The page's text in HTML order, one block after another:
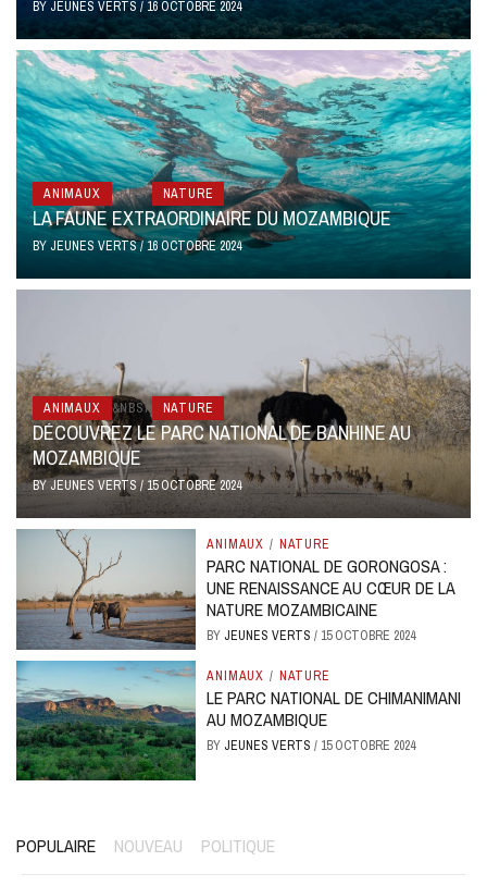
BY JEUNES VERTS / 16 OCTOBRE 2024
ANIMAUX &NBSP NATURE
LA FAUNE EXTRAORDINAIRE DU MOZAMBIQUE
BY JEUNES VERTS/16 OCTOBRE 2024
ANIMAUX &NBSP NATURE
DÉCOUVREZ LE PARC NATIONAL DE BANHINE AU
MOZAMBIQUE
BY JEUNES VERTS/15 OCTOBRE 2024
ANIMAUX / NATURE
PARC NATIONAL DE GORONGOSA :
UNE RENAISSANCE AU CŒUR DE LA
NATURE MOZAMBICAINE
BY JEUNES VERTS/ 15 OCTOBRE 2024
ANIMAUX / NATURE
LE PARC NATIONAL DE CHIMANIMANI
AU MOZAMBIQUE
BY JEUNES VERTS/ 15 OCTOBRE 2024
POPULAIRE NOUVEAU POLITIQUE